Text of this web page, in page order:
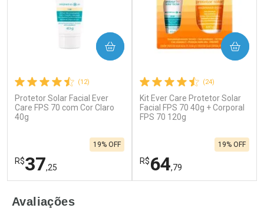
(12)
Protetor Solar Facial Ever
Care FPS 70 com Cor Claro
40g
R$37,25
19% OFF
COMPRAR
(24)
Kit Ever Care Protetor Solar
Facial FPS 70 40g + Corporal
FPS 70 120g
R$64,79
19% OFF
COMPRAR
Avaliações